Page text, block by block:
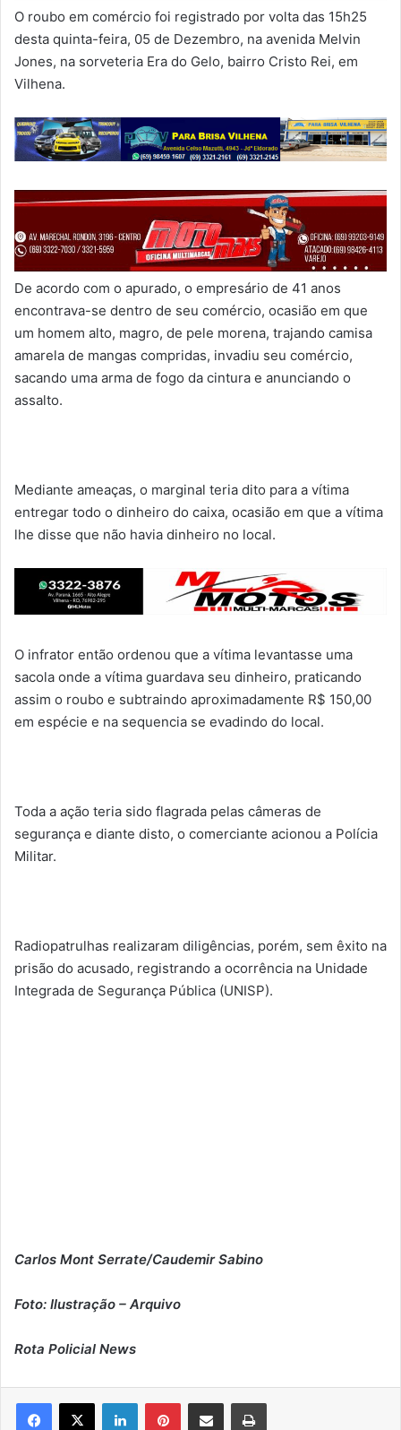
O roubo em comércio foi registrado por volta das 15h25
desta quinta-feira, 05 de Dezembro, na avenida Melvin
Jones, na sorveteria Era do Gelo, bairro Cristo Rei, em
Vilhena.
De acordo com o apurado, o empresário de 41 anos
encontrava-se dentro de seu comércio, ocasião em que
um homem alto, magro, de pele morena, trajando camisa
amarela de mangas compridas, invadiu seu comércio,
sacando uma arma de fogo da cintura e anunciando o
assalto.
Mediante ameaças, o marginal teria dito para a vítima
entregar todo o dinheiro do caixa, ocasião em que a vítima
lhe disse que não havia dinheiro no local.
O infrator então ordenou que a vítima levantasse uma
sacola onde a vítima guardava seu dinheiro, praticando
assim o roubo e subtraindo aproximadamente R$ 150,00
em espécie e na sequencia se evadindo do local.
Toda a ação teria sido flagrada pelas câmeras de
segurança e diante disto, o comerciante acionou a Polícia
Militar.
Radiopatrulhas realizaram diligências, porém, sem êxito na
prisão do acusado, registrando a ocorrência na Unidade
Integrada de Segurança Pública (UNISP).
Carlos Mont Serrate/Caudemir Sabino
Foto: Ilustração – Arquivo
Rota Policial News